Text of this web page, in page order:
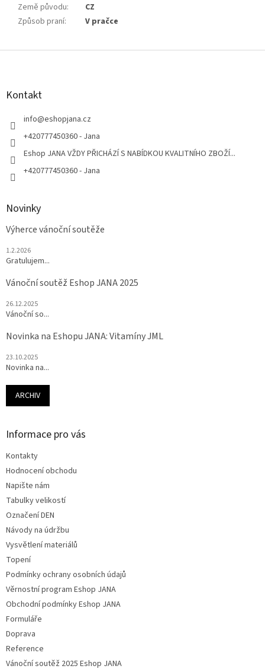
Země původu:
CZ
Způsob praní: V pračce
Z
Kontakt
info@eshopjana.cz
+420777450360 - Jana
Eshop JANA VŽDY PŘICHÁZÍ S NABÍDKOU KVALITNÍHO ZBOŽÍ...
+420777450360 - Jana
Novinky
Výherce vánoční soutěže
1.2.2026
Gratulujem...
Vánoční soutěž Eshop JANA 2025
26.12.2025
Vánoční so...
Novinka na Eshopu JANA: Vitamíny JML
23.10.2025
Novinka na...
ARCHIV
Informace pro vás
Kontakty
Hodnocení obchodu
Napište nám
Tabulky velikostí
Označení DEN
Návody na údržbu
Vysvětlení materiálů
Topení
Podmínky ochrany osobních údajů
Věrnostní program Eshop JANA
Obchodní podmínky Eshop JANA
Formuláře
Doprava
Reference
Vánoční soutěž 2025 Eshop JANA